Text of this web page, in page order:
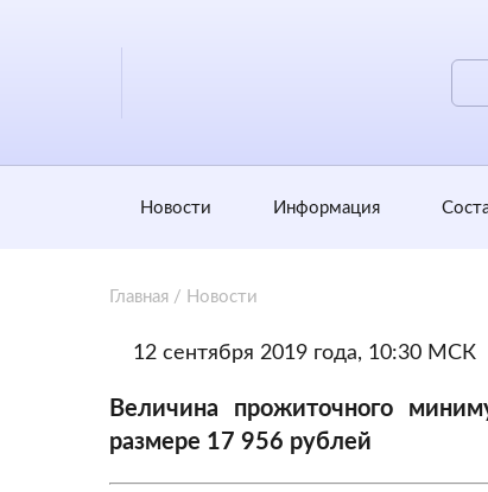
Новости Информация
Главная / Новости
12 сентября 2019 года, 10:30 МСК
Величина прожиточного
размере 17 956 рублей